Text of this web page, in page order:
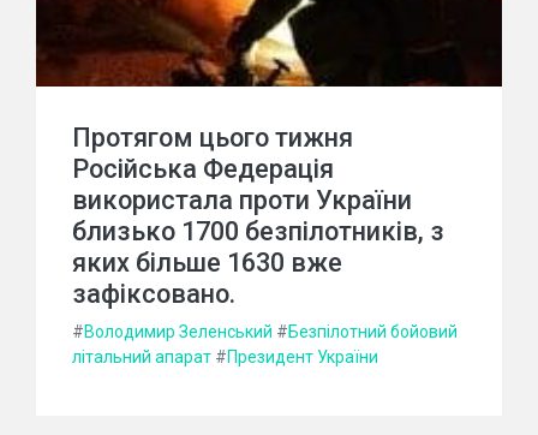
Протягом цього тижня
Російська Федерація
використала проти України
близько 1700 безпілотників, з
яких більше 1630 вже
зафіксовано.
#Володимир Зеленський #Безпілотний бойовий
літальний апарат #Президент України